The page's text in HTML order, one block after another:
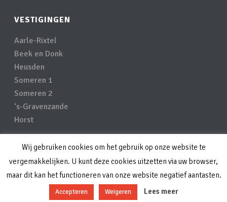
VESTIGINGEN
Aarle-Rixtel
Beek en Donk
Heusden
Someren 1
Someren 2
‘s-Gravenzande
Horst
Privacyverklaring
Disclaimer
Wij gebruiken cookies om het gebruik op onze website te
vergemakkelijken. U kunt deze cookies uitzetten via uw browser,
maar dit kan het functioneren van onze website negatief aantasten.
Accepteren Weigeren Lees meer